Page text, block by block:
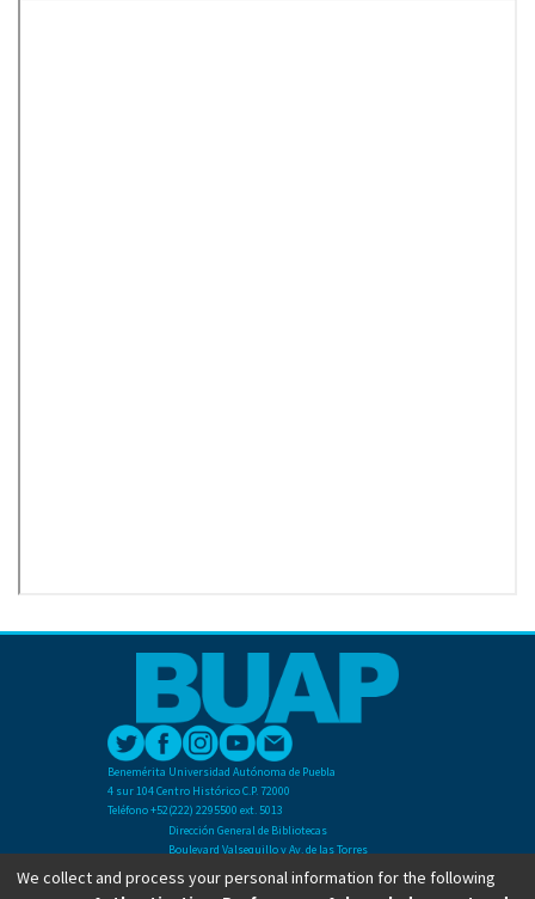
Benemérita Universidad Autónoma de Puebla
4 sur 104 Centro Histórico C.P. 72000
Teléfono +52(222) 2295500 ext. 5013
Dirección General de Bibliotecas
Boulevard Valsequillo y Av. de las Torres
Ciudad Universitaria. Col. San Manuel
C.P. 72570
We collect and process your personal information for the following